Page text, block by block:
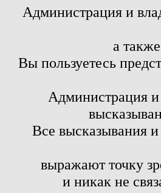
Администрация и
а
Вы пользуетесь
Администрация
Все высказывания
выражают точку
и никак не